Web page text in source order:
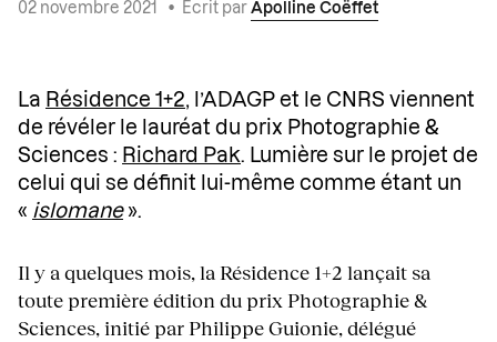
02 novembre 2021 • Écrit par Apolline Coëffet
La Résidence 1+2, l’ADAGP et le CNRS viennent
de révéler le lauréat du prix Photographie &
Sciences : Richard Pak. Lumière sur le projet de
celui qui se définit lui-même comme étant un
« islomane».
Il y a quelques mois, la Résidence 1+2 lançait sa
toute première édition du prix Photographie &
Sciences, initié par Philippe Guionie, délégué